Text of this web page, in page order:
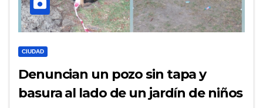
CIUDAD
Denuncian un pozo sin tapa y
basura al lado de un jardín de niños